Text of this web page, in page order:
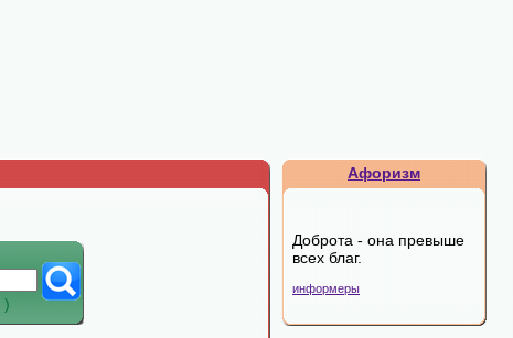
)
Афоризм
Доброта - она превыше
всех благ.
информеры